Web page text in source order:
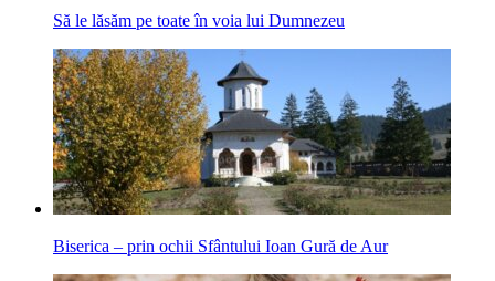
Să le lăsăm pe toate în voia lui Dumnezeu
Biserica – prin ochii Sfântului Ioan Gură de Aur